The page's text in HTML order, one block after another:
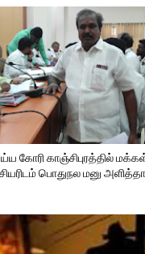
கோரி காஞ்சிபுரத்தில்
பொதுநல மனு